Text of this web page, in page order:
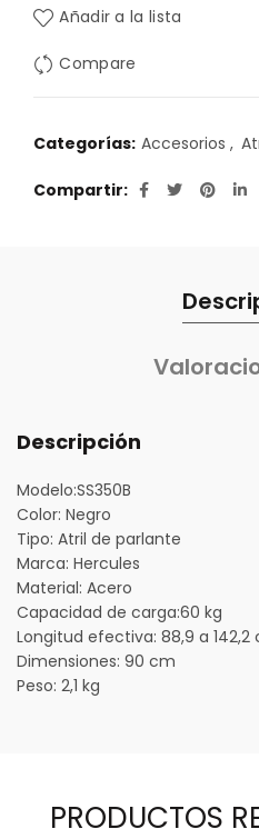
Añadir a la lista
Compare
Categorías: Accesorios ,
Compartir
Descripción
Modelo:SS350B
Color: Negro
Tipo: Atril de parlante
Marca: Hercules
Material: Acero
Capacidad de carga:60 kg
Longitud efectiva: 88,9 a 142,2
Dimensiones: 90 cm
Peso: 2,1 kg
PRODUCTOS